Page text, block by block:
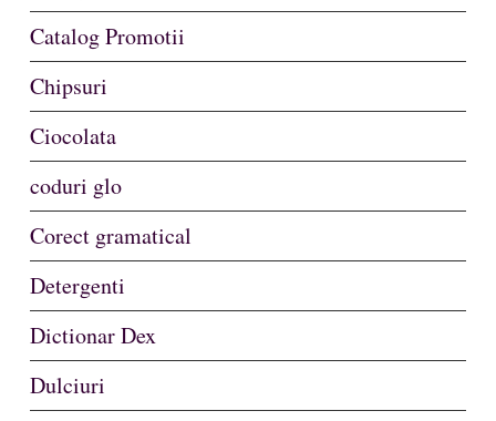
Catalog Promotii
Chipsuri
Ciocolata
coduri glo
Corect gramatical
Detergenti
Dictionar Dex
Dulciuri